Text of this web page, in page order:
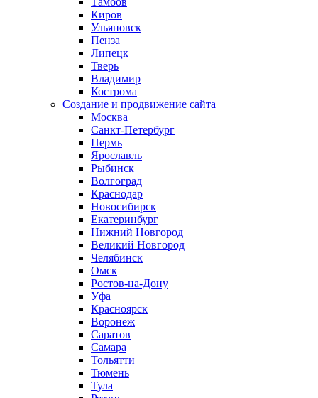
Киров
Ульяновск
Пенза
Липецк
Тверь
Владимир
Кострома
Создание и продвижение сайта
Москва
Санкт-Петербург
Пермь
Ярославль
Рыбинск
Волгоград
Краснодар
Новосибирск
Екатеринбург
Нижний Новгород
Великий Новгород
Челябинск
Омск
Ростов-на-Дону
Уфа
Красноярск
Воронеж
Саратов
Самара
Тольятти
Тюмень
Тула